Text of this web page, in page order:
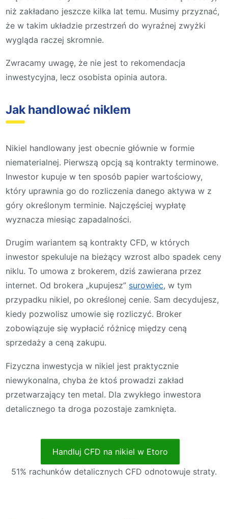
niż zakładano jeszcze kilka lat temu. Musimy przyznać,
że w takim układzie przestrzeń do wyraźnej zwyżki
wygląda raczej skromnie.
Zwracamy uwagę, że nie jest to rekomendacja
inwestycyjna, lecz osobista opinia autora.
Jak handlować niklem
Nikiel handlowany jest obecnie głównie w formie
niematerialnej. Pierwszą opcją są kontrakty terminowe.
Inwestor kupuje w ten sposób papier wartościowy,
który uprawnia go do rozliczenia danego aktywa w z
góry określonym terminie. Najczęściej wypłatę
wyznacza miesiąc zapadalności.
Drugim wariantem są kontrakty CFD, w których
inwestor spekuluje na bieżący wzrost albo spadek ceny
niklu. To umowa z brokerem, dziś zawierana przez
internet. Od brokera „kupujesz” surowiec, w tym
przypadku nikiel, po określonej cenie. Sam decydujesz,
kiedy pozwolisz umowie się rozliczyć. Broker
zobowiązuje się wypłacić różnicę między ceną
sprzedaży a ceną zakupu.
Fizyczna inwestycja w nikiel jest praktycznie
niewykonalna, chyba że ktoś prowadzi zakład
przetwarzający ten metal. Dla zwykłego inwestora
detalicznego ta droga pozostaje zamknięta.
Handluj CFD na nikiel w Etoro
51% rachunków detalicznych CFD odnotowuje straty.